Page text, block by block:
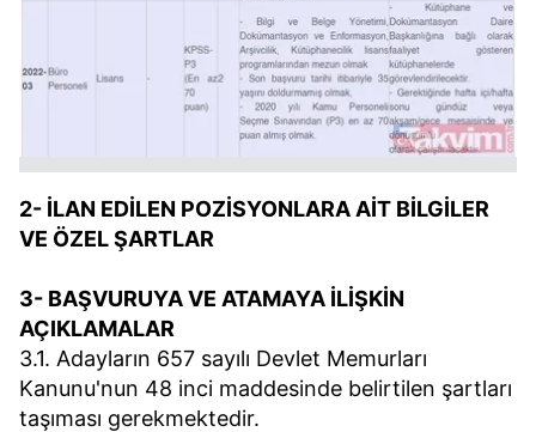
2- İLAN EDİLEN POZİSYONLARA AİT BİLGİLER
VE ÖZEL ŞARTLAR
3- BAŞVURUYA VE ATAMAYA İLİŞKİN
AÇIKLAMALAR
3.1. Adayların 657 sayılı Devlet Memurları
Kanunu'nun 48 inci maddesinde belirtilen şartları
taşıması gerekmektedir.